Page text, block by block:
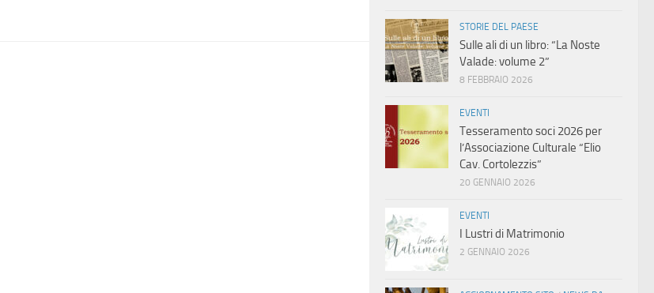
STORIE DEL PAESE
Sulle ali di un libro: “La Noste
Valade: volume 2”
8 FEBBRAIO 2026
EVENTI
Tesseramento soci 2026 per
l’Associazione Culturale “Elio
Cav. Cortolezzis”
20 GENNAIO 2026
EVENTI
I Lustri di Matrimonio
2 GENNAIO 2026